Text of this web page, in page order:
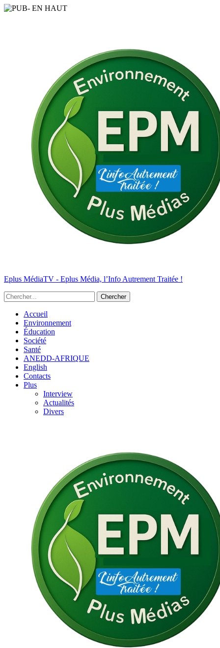
Eplus MédiaTV - Eplus Média, l’Info Autrement Traitée !
Accueil
Environnement
Éducation
Société
Santé
ANEDD-AFRIQUE
English
Contacts
Plus
Interview
Actualités
Divers